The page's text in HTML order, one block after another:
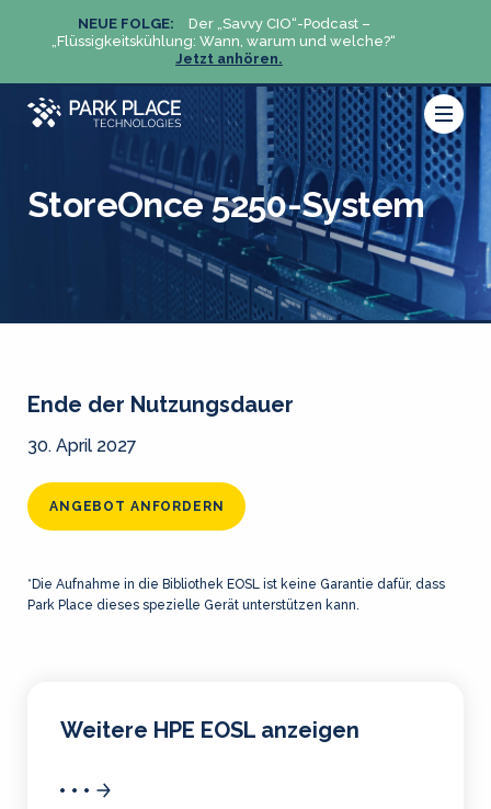
NEUE FOLGE:
Der „Savvy CIO“-Podcast –
„Flüssigkeitskühlung: Wann, warum und welche?“
Jetzt anhören.
StoreOnce 5250-System
Ende der Nutzungsdauer
30. April 2027
ANGEBOT ANFORDERN
*Die Aufnahme in die Bibliothek EOSL ist keine Garantie dafür, dass
Park Place dieses spezielle Gerät unterstützen kann.
Weitere HPE EOSL anzeigen